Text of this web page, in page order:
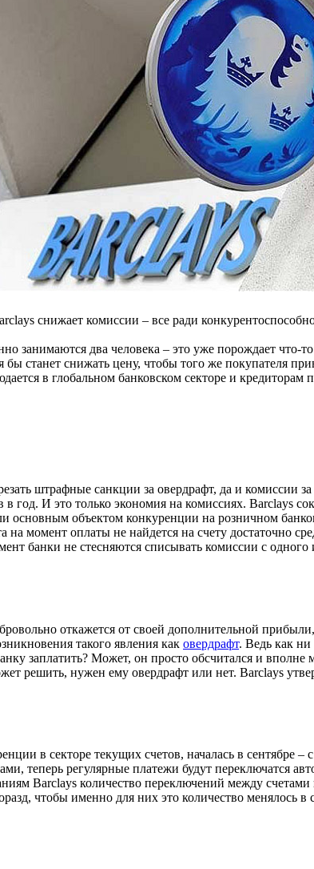
снижает комиссии – все ради
занимаются два человека – это уже порождает что-
станет снижать цену, чтобы того же покупателя
в глобальном банковском секторе и
штрафные санкции за овердрафт, да и комиссии
год. И это только экономия на комиссиях. Barclays
объектом конкуренции на розничном
на момент оплаты не найдется на счету достаточно
банки не стесняются списывать комиссии с одного
откажется от своей дополнительной
такого явления как овердрафт. Ведь как ни
заплатить? Может, он просто обсчитался и
решить, нужен ему овердрафт или нет. Barclays
в секторе текущих счетов, началась в сентябре
теперь регулярные платежи будут переключатся
Barclays количество переключений между счетами
чтобы именно для них это количество менялось